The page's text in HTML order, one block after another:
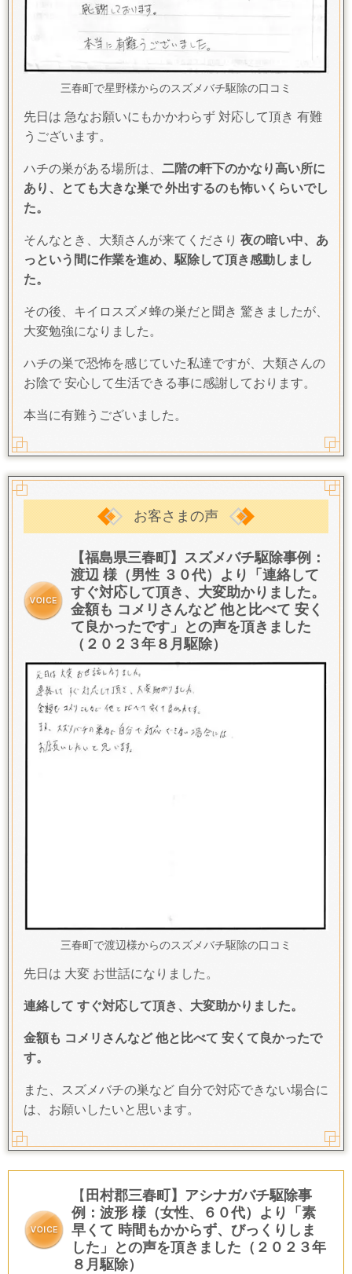
三春町で星野様からのスズメバチ駆除の口コミ
先日は 急なお願いにもかかわらず 対応して頂き 有難
うございます。
ハチの巣がある場所は、 二階の軒下のかなり高い所に
あり、とても大きな巣で 外出するのも怖いくらいでし
た。
そんなとき、大類さんが来てくださり 夜の暗い中、あ
っという間に作業を進め、駆除して頂き感動しまし
た。
その後、キイロスズメ蜂の巣だと聞き 驚きましたが、
大変勉強になりました。
ハチの巣で恐怖を感じていた私達ですが、大類さんの
お陰で 安心して生活できる事に感謝しております。
本当に有難うございました。
お客さまの声
【福島県三春町】スズメバチ駆除事例：
渡辺 様（男性 ３０代）より「連絡して
すぐ対応して頂き、大変助かりました。
金額も コメリさんなど 他と比べて 安く
て良かったです」との声を頂きました
（２０２３年８月駆除）
三春町で渡辺様からのスズメバチ駆除の口コミ
先日は 大変 お世話になりました。
連絡して すぐ対応して頂き、大変助かりました。
金額も コメリさんなど 他と比べて 安くて良かったで
す。
また、スズメバチの巣など 自分で対応できない場合に
は、お願いしたいと思います。
【 田村郡三春町】アシナガバチ駆除事
例：波形 様（女性、６０代）より「素
早くて 時間もかからず、びっくりしま
した」との声を頂きました（２０２３年
８月駆除）